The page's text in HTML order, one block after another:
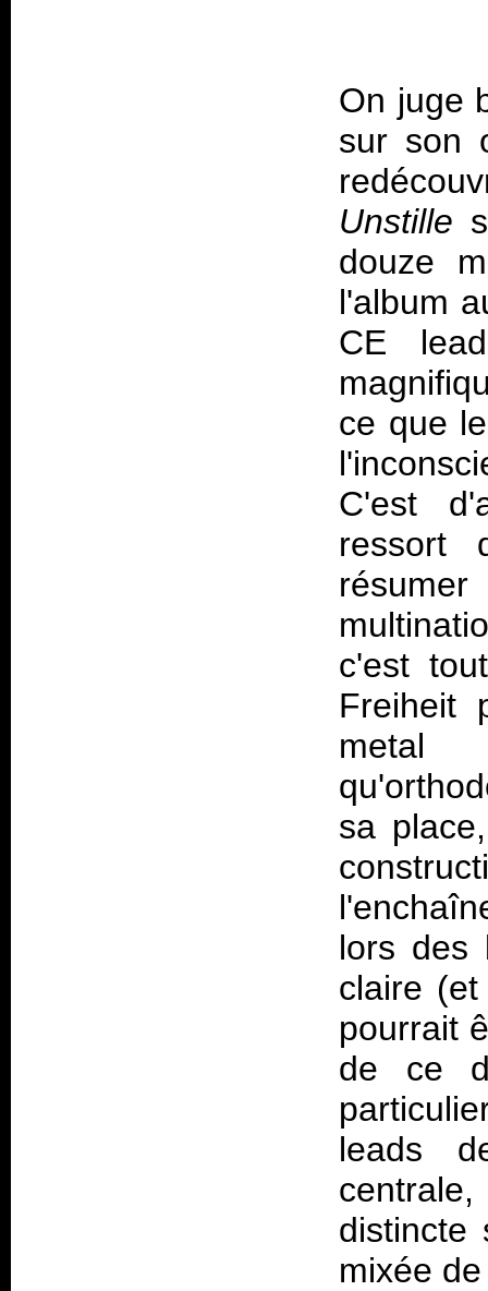
On juge
sur son
Unstille
douze
l'album
CE
ce que
C'est
ressort
c'est
Freiheit
metal
sa
lors des
claire
pourrait
de ce
leads
distincte
mixée